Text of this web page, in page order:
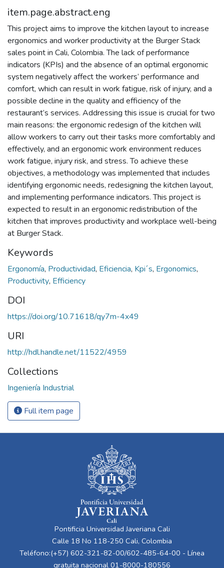
item.page.abstract.eng
This project aims to improve the kitchen layout to increase
ergonomics and worker productivity at the Burger Stack
sales point in Cali, Colombia. The lack of performance
indicators (KPIs) and the absence of an optimal ergonomic
system negatively affect the workers’ performance and
comfort, which can result in work fatigue, risk of injury, and a
possible decline in the quality and efficiency of the
restaurant’s services. Addressing this issue is crucial for two
main reasons: the ergonomic redesign of the kitchen will
allow workers to carry out their tasks more comfortably and
effectively, and an ergonomic work environment reduces
work fatigue, injury risk, and stress. To achieve these
objectives, a methodology was implemented that includes
identifying ergonomic needs, redesigning the kitchen layout,
and implementing performance indicators. This project is
expected to result in an ergonomic redistribution of the
kitchen that improves productivity and workplace well-being
at Burger Stack.
Keywords
Ergonomía, Productividad, Eficiencia, Kpi´s, Ergonomics,
Productivity, Efficiency
DOI
https://doi.org/10.71618/qy7m-4x49
URI
http://hdl.handle.net/11522/4959
Collections
Ingeniería Industrial
Full item page
Pontificia Universidad Javeriana Cali
Calle 18 No 118-250 Cali, Colombia
Teléfono:(+57) 602-321-82-00/602-485-64-00 - Línea
gratuita nacional 01-8000-180556